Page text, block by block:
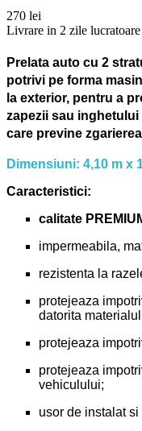
270 lei
Livrare in 2 zile lucratoare
Prelata auto cu 2
potrivi pe forma
la exterior, pentru a
zapezii sau
care previne
Dimensiuni: 4,10 m x
Caracteristici:
calitate
impermeabila,
rezistenta la
protejeaza
datorita
protejeaza
protejeaza
vehiculului;
usor de instalat si